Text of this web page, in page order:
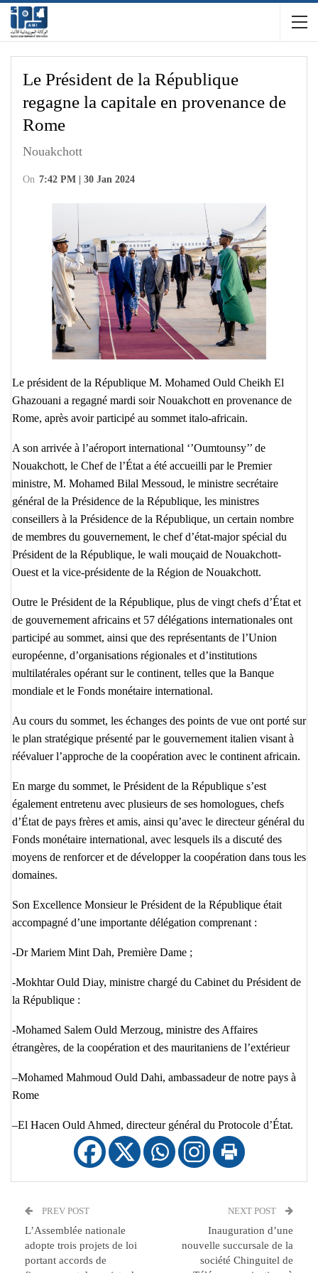
Le Président de la République
regagne la capitale en provenance de
Rome
Nouakchott
On 7:42 PM | 30 Jan 2024
Le président de la République M. Mohamed Ould Cheikh El
Ghazouani a regagné mardi soir Nouakchott en provenance de
Rome, après avoir participé au sommet italo-africain.
A son arrivée à l’aéroport international ‘’Oumtounsy’’ de
Nouakchott, le Chef de l’État a été accueilli par le Premier
ministre, M. Mohamed Bilal Messoud, le ministre secrétaire
général de la Présidence de la République, les ministres
conseillers à la Présidence de la République, un certain nombre
de membres du gouvernement, le chef d’état-major spécial du
Président de la République, le wali mouçaid de Nouakchott-
Ouest et la vice-présidente de la Région de Nouakchott.
Outre le Président de la République, plus de vingt chefs d’État et
de gouvernement africains et 57 délégations internationales ont
participé au sommet, ainsi que des représentants de l’Union
européenne, d’organisations régionales et d’institutions
multilatérales opérant sur le continent, telles que la Banque
mondiale et le Fonds monétaire international.
Au cours du sommet, les échanges des points de vue ont porté sur
le plan stratégique présenté par le gouvernement italien visant à
réévaluer l’approche de la coopération avec le continent africain.
En marge du sommet, le Président de la République s’est
également entretenu avec plusieurs de ses homologues, chefs
d’État de pays frères et amis, ainsi qu’avec le directeur général du
Fonds monétaire international, avec lesquels ils a discuté des
moyens de renforcer et de développer la coopération dans tous les
domaines.
Son Excellence Monsieur le Président de la République était
accompagné d’une importante délégation comprenant :
-Dr Mariem Mint Dah, Première Dame ;
-Mokhtar Ould Diay, ministre chargé du Cabinet du Président de
la République :
-Mohamed Salem Ould Merzoug, ministre des Affaires
étrangères, de la coopération et des mauritaniens de l’extérieur
–Mohamed Mahmoud Ould Dahi, ambassadeur de notre pays à
Rome
–El Hacen Ould Ahmed, directeur général du Protocole d’État.
PREV POST
L’Assemblée nationale
adopte trois projets de loi
portant accords de
NEXT POST
Inauguration d’une
nouvelle succursale de la
société Chinguitel de